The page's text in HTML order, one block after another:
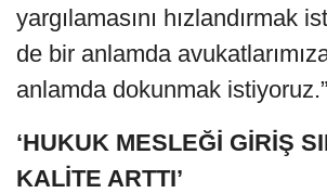
yargılamasını hızlandırmak
de bir anlamda
anlamda dokunmak istiyoruz.”
‘HUKUK MESLEĞİ GİRİŞ
KALİTE ARTTI’